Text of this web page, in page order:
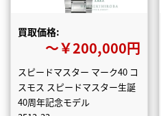
買取価格:
〜￥200,000円
スピードマスター マーク40 コ
スモス スピードマスター生誕
40周年記念モデル